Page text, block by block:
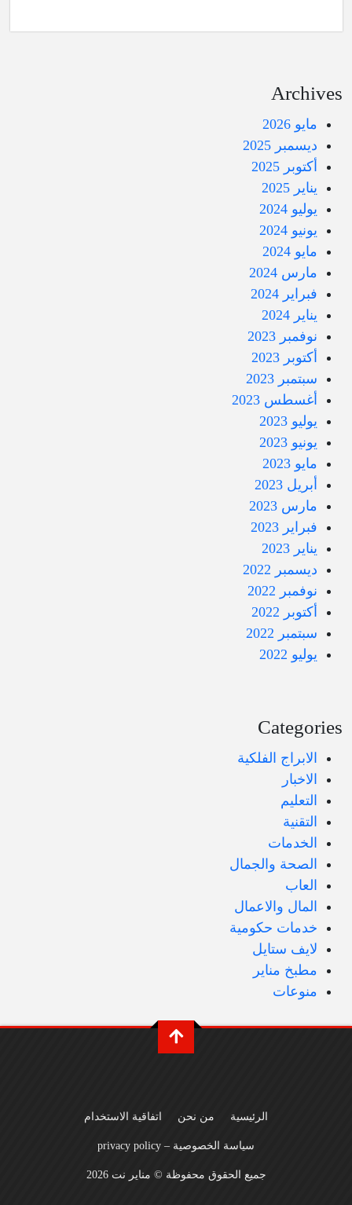
Archives
مايو 2026
ديسمبر 2025
أكتوبر 2025
يناير 2025
يوليو 2024
يونيو 2024
مايو 2024
مارس 2024
فبراير 2024
يناير 2024
نوفمبر 2023
أكتوبر 2023
سبتمبر 2023
أغسطس 2023
يوليو 2023
يونيو 2023
مايو 2023
أبريل 2023
مارس 2023
فبراير 2023
يناير 2023
ديسمبر 2022
نوفمبر 2022
أكتوبر 2022
سبتمبر 2022
يوليو 2022
Categories
الابراج الفلكية
الاخبار
التعليم
التقنية
الخدمات
الصحة والجمال
العاب
المال والاعمال
خدمات حكومية
لايف ستايل
مطبخ مناير
منوعات
الرئيسية من نحن اتفاقية الاستخدام
سياسة الخصوصية – privacy policy
جميع الحقوق محفوظة © مناير نت 2026